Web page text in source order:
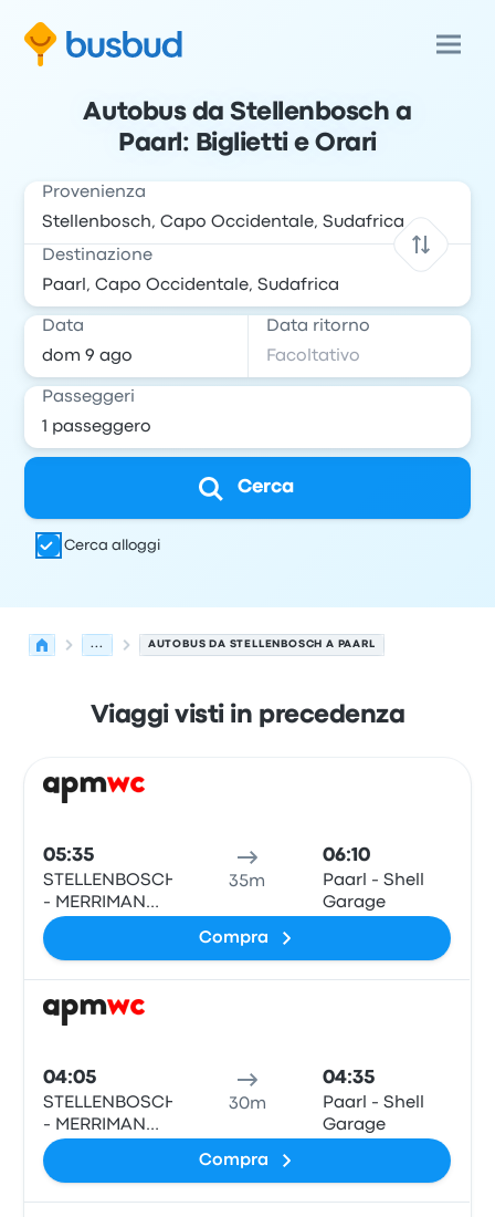
Autobus da Stellenbosch a
Paarl: Biglietti e Orari
Provenienza
Destinazione
Data Data ritorno
Passeggeri
Cerca
Cerca alloggi
... AUTOBUS DA STELLENBOSCH A PAARL
Viaggi visti in precedenza
05:35
STELLENBOSCH
- MERRIMAN
LAAN BUS
STOP
35m
06:10
Paarl - Shell
Garage
Compra
04:05
STELLENBOSCH
- MERRIMAN
LAAN BUS
STOP
30m
04:35
Paarl - Shell
Garage
Compra